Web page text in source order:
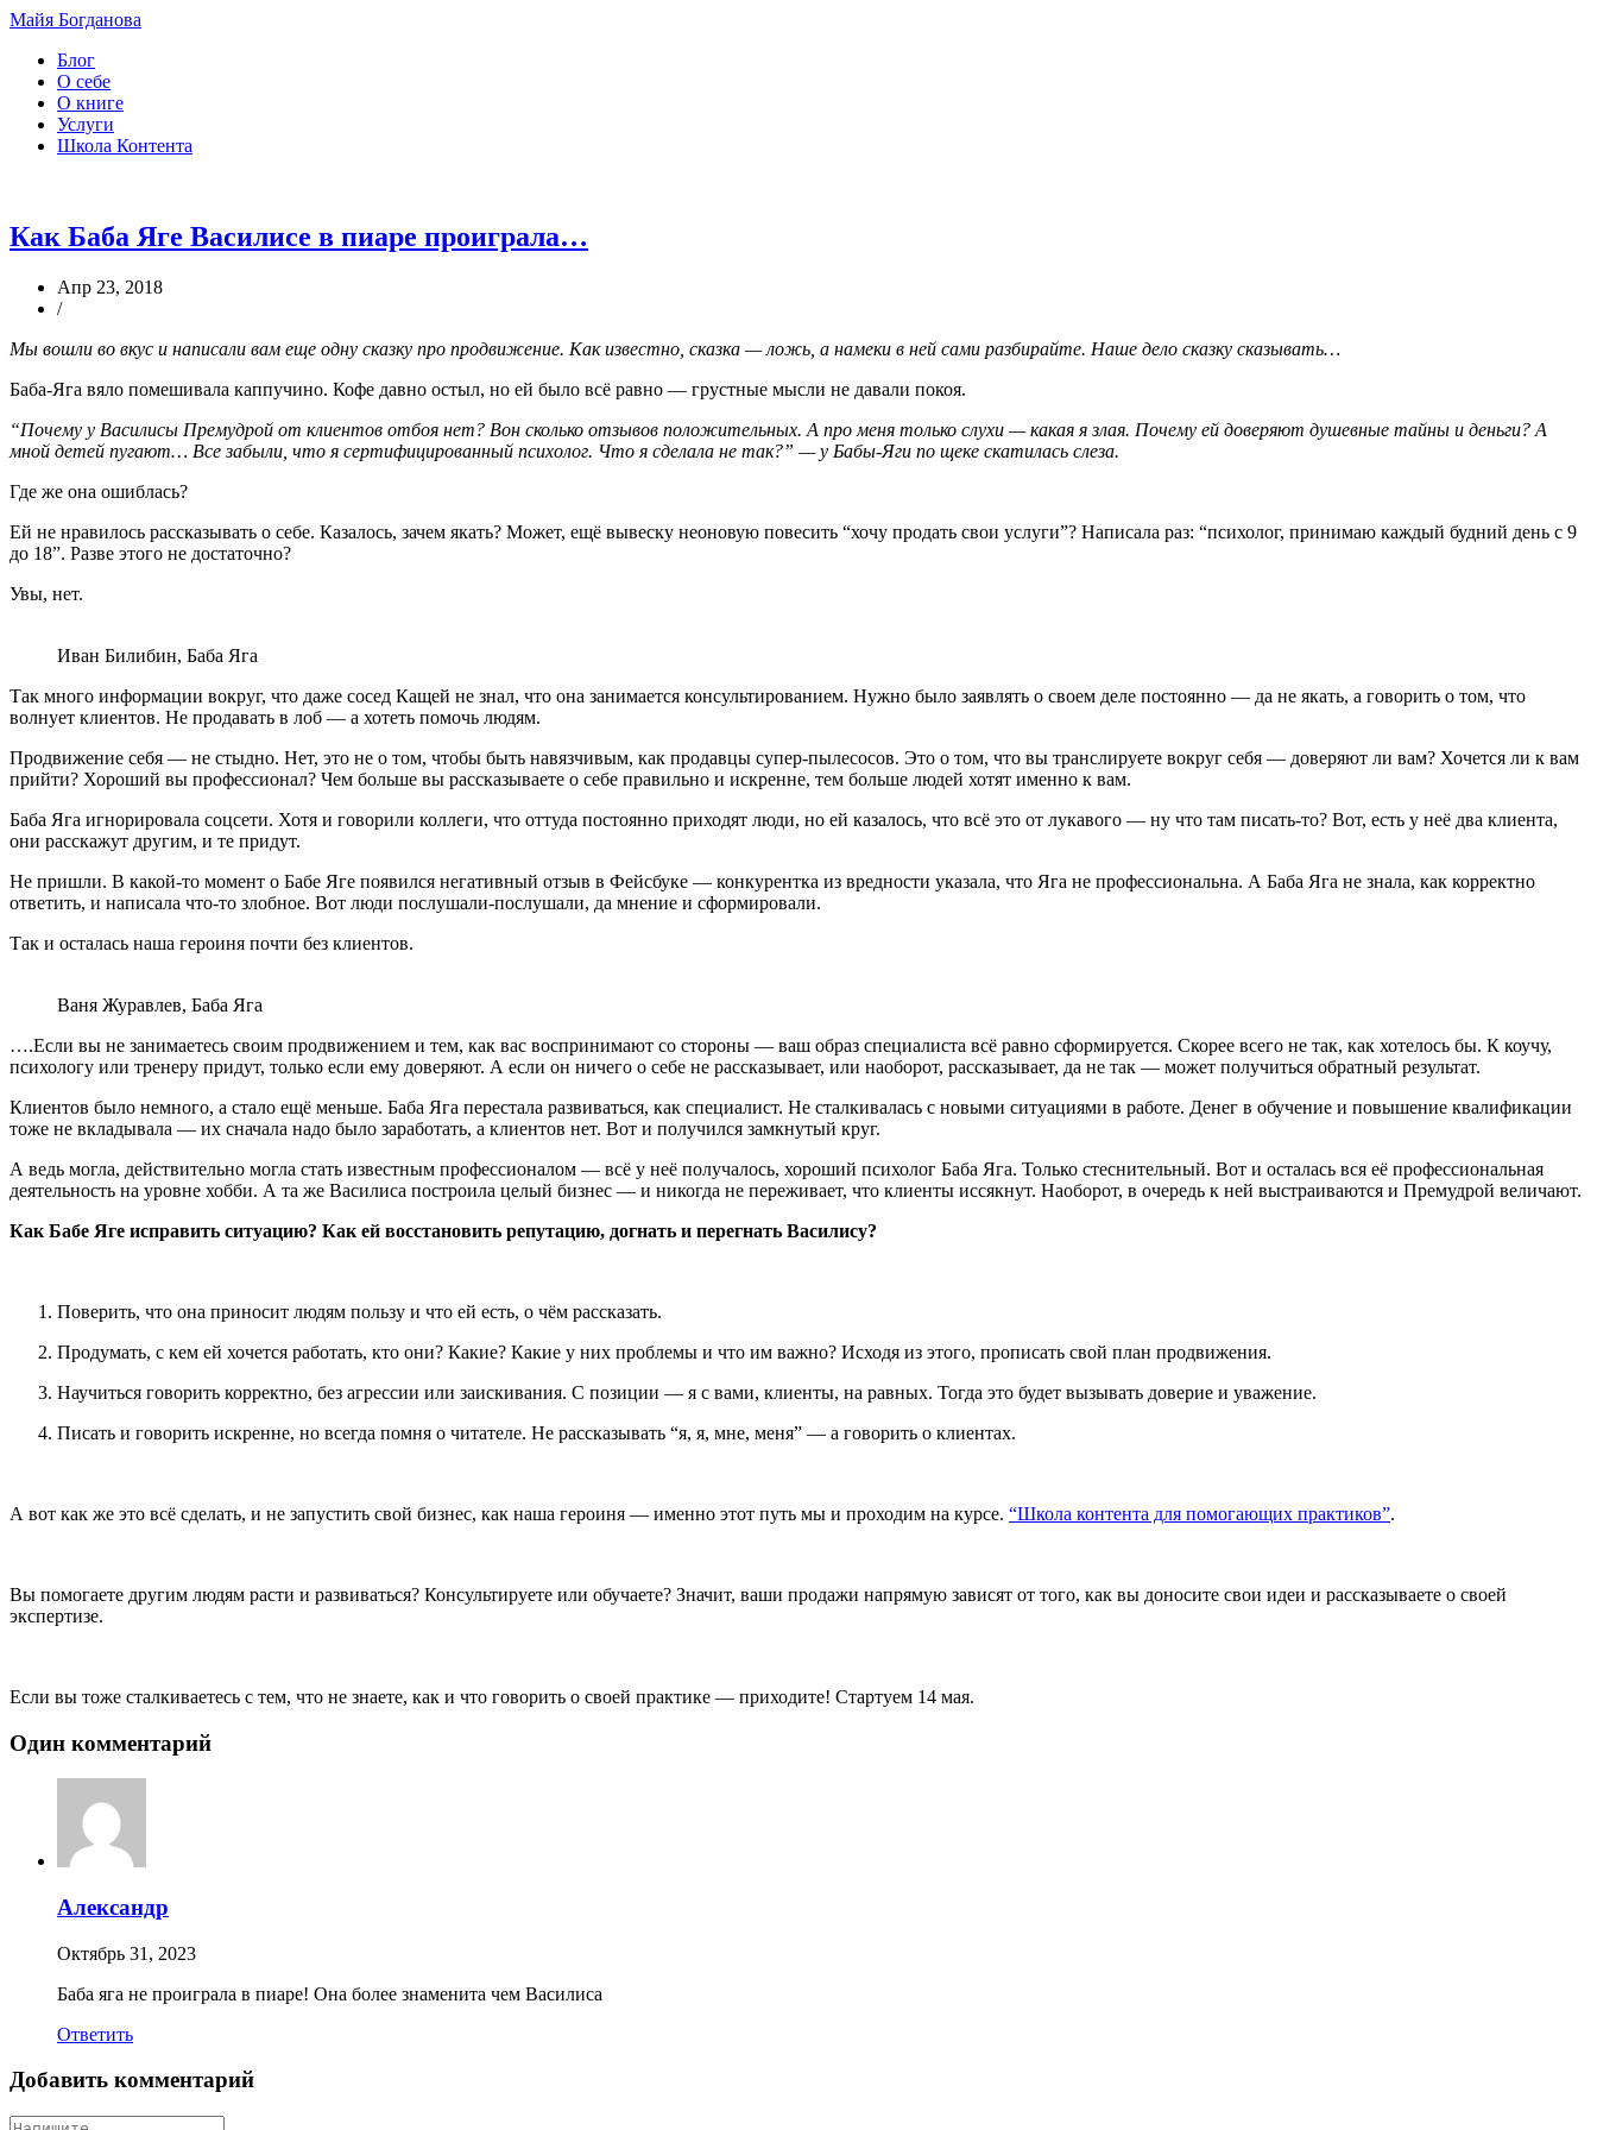
Майя Богданова
Блог
О себе
О книге
Услуги
Школа Контента
Как Баба Яге Василисе в пиаре проиграла…
Апр 23, 2018
/
Мы вошли во вкус и написали вам еще одну сказку про продвижение. Как известно, сказка — ложь, а намеки в ней сами разбирайте. Наше дело сказку сказывать…
Баба-Яга вяло помешивала каппучино. Кофе давно остыл, но ей было всё равно — грустные мысли не давали покоя.
“Почему у Василисы Премудрой от клиентов отбоя нет? Вон сколько отзывов положительных. А про меня только слухи — какая я злая. Почему ей доверяют душевные тайны и деньги? А
мной детей пугают… Все забыли, что я сертифицированный психолог. Что я сделала не так?” — у Бабы-Яги по щеке скатилась слеза.
Где же она ошиблась?
Ей не нравилось рассказывать о себе. Казалось, зачем якать? Может, ещё вывеску неоновую повесить “хочу продать свои услуги”? Написала раз: “психолог, принимаю каждый будний день с 9
до 18”. Разве этого не достаточно?
Увы, нет.
Иван Билибин, Баба Яга
Так много информации вокруг, что даже сосед Кащей не знал, что она занимается консультированием. Нужно было заявлять о своем деле постоянно — да не якать, а говорить о том, что
волнует клиентов. Не продавать в лоб — а хотеть помочь людям.
Продвижение себя — не стыдно. Нет, это не о том, чтобы быть навязчивым, как продавцы супер-пылесосов. Это о том, что вы транслируете вокруг себя — доверяют ли вам? Хочется ли к вам
прийти? Хороший вы профессионал? Чем больше вы рассказываете о себе правильно и искренне, тем больше людей хотят именно к вам.
Баба Яга игнорировала соцсети. Хотя и говорили коллеги, что оттуда постоянно приходят люди, но ей казалось, что всё это от лукавого — ну что там писать-то? Вот, есть у неё два клиента,
они расскажут другим, и те придут.
Не пришли. В какой-то момент о Бабе Яге появился негативный отзыв в Фейсбуке — конкурентка из вредности указала, что Яга не профессиональна. А Баба Яга не знала, как корректно
ответить, и написала что-то злобное. Вот люди послушали-послушали, да мнение и сформировали.
Так и осталась наша героиня почти без клиентов.
Ваня Журавлев, Баба Яга
….Если вы не занимаетесь своим продвижением и тем, как вас воспринимают со стороны — ваш образ специалиста всё равно сформируется. Скорее всего не так, как хотелось бы. К коучу,
психологу или тренеру придут, только если ему доверяют. А если он ничего о себе не рассказывает, или наоборот, рассказывает, да не так — может получиться обратный результат.
Клиентов было немного, а стало ещё меньше. Баба Яга перестала развиваться, как специалист. Не сталкивалась с новыми ситуациями в работе. Денег в обучение и повышение квалификации
тоже не вкладывала — их сначала надо было заработать, а клиентов нет. Вот и получился замкнутый круг.
А ведь могла, действительно могла стать известным профессионалом — всё у неё получалось, хороший психолог Баба Яга. Только стеснительный. Вот и осталась вся её профессиональная
деятельность на уровне хобби. А та же Василиса построила целый бизнес — и никогда не переживает, что клиенты иссякнут. Наоборот, в очередь к ней выстраиваются и Премудрой величают.
Как Бабе Яге исправить ситуацию? Как ей восстановить репутацию, догнать и перегнать Василису?
Поверить, что она приносит людям пользу и что ей есть, о чём рассказать.
Продумать, с кем ей хочется работать, кто они? Какие? Какие у них проблемы и что им важно? Исходя из этого, прописать свой план продвижения.
Научиться говорить корректно, без агрессии или заискивания. С позиции — я с вами, клиенты, на равных. Тогда это будет вызывать доверие и уважение.
Писать и говорить искренне, но всегда помня о читателе. Не рассказывать “я, я, мне, меня” — а говорить о клиентах.
А вот как же это всё сделать, и не запустить свой бизнес, как наша героиня — именно этот путь мы и проходим на курсе. “Школа контента для помогающих практиков”.
Вы помогаете другим людям расти и развиваться? Консультируете или обучаете? Значит, ваши продажи напрямую зависят от того, как вы доносите свои идеи и рассказываете о своей
экспертизе.
Если вы тоже сталкиваетесь с тем, что не знаете, как и что говорить о своей практике — приходите! Стартуем 14 мая.
Один комментарий
Александр
Октябрь 31, 2023
Баба яга не проиграла в пиаре! Она более знаменита чем Василиса
Ответить
Добавить комментарий